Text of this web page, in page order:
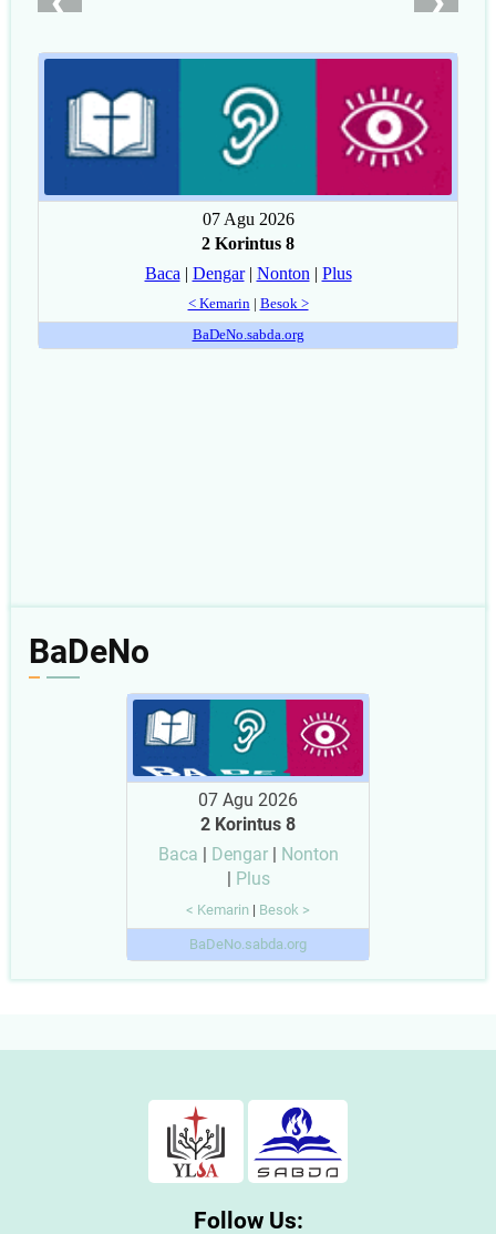
BaDeNo
07 Agu 2026
2 Korintus 8
Baca
Dengar|
Nonton
Plus
< Kemarin | Besok >
BaDeNo.sabda.org
Follow Us: